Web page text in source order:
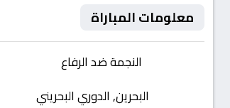
معلومات المباراة
النجمة ضد الرفاع
البحرين, الدوري البحريني